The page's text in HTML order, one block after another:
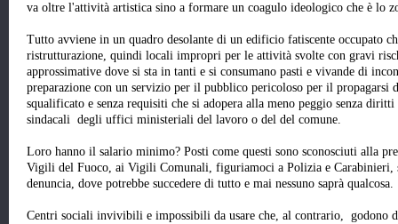
va oltre l'attività artistica sino a formare un coagulo ideologico che è lo
Tutto avviene in un quadro desolante di un edificio fatiscente occupato
ristrutturazione, quindi locali impropri per le attività svolte con gravi
approssimative dove si sta in tanti e si consumano pasti e vivande di
preparazione con un servizio per il pubblico pericoloso per il propagarsi
squalificato e senza requisiti che si adopera alla meno peggio senza
sindacali degli uffici ministeriali del lavoro o del del comune.
Loro hanno il salario minimo? Posti come questi sono sconosciuti alla
Vigili del Fuoco, ai Vigili Comunali, figuriamoci a Polizia e Carabinieri,
denuncia, dove potrebbe succedere di tutto e mai nessuno saprà qualcosa.
Centri sociali invivibili e impossibili da usare che, al contrario, godono